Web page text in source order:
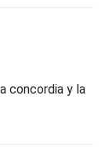
concordia y la